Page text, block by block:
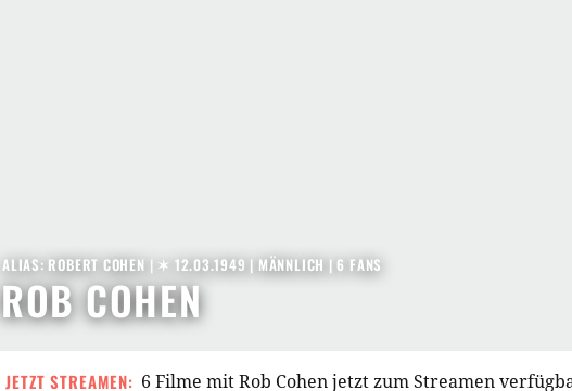
ROB COHEN
ALIAS: ROBERT COHEN | ✶ 12.03.1949 | MÄNNLICH | 6 FANS
JETZT STREAMEN: 6 Filme mit Rob Cohen jetzt zum Streamen